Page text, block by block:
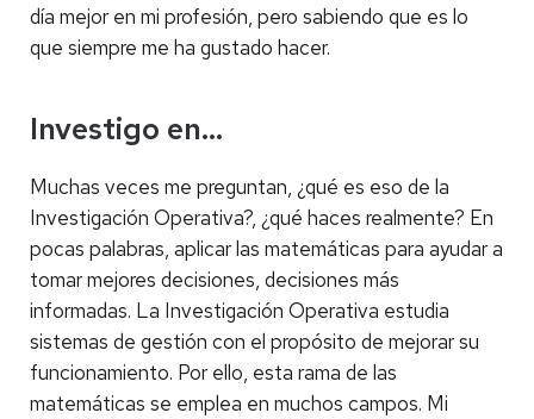
día mejor en mi profesión, pero sabiendo que es lo
que siempre me ha gustado hacer.
Investigo en…
Muchas veces me preguntan, ¿qué es eso de la
Investigación Operativa?, ¿qué haces realmente? En
pocas palabras, aplicar las matemáticas para ayudar a
tomar mejores decisiones, decisiones más
informadas. La Investigación Operativa estudia
sistemas de gestión con el propósito de mejorar su
funcionamiento. Por ello, esta rama de las
matemáticas se emplea en muchos campos. Mi